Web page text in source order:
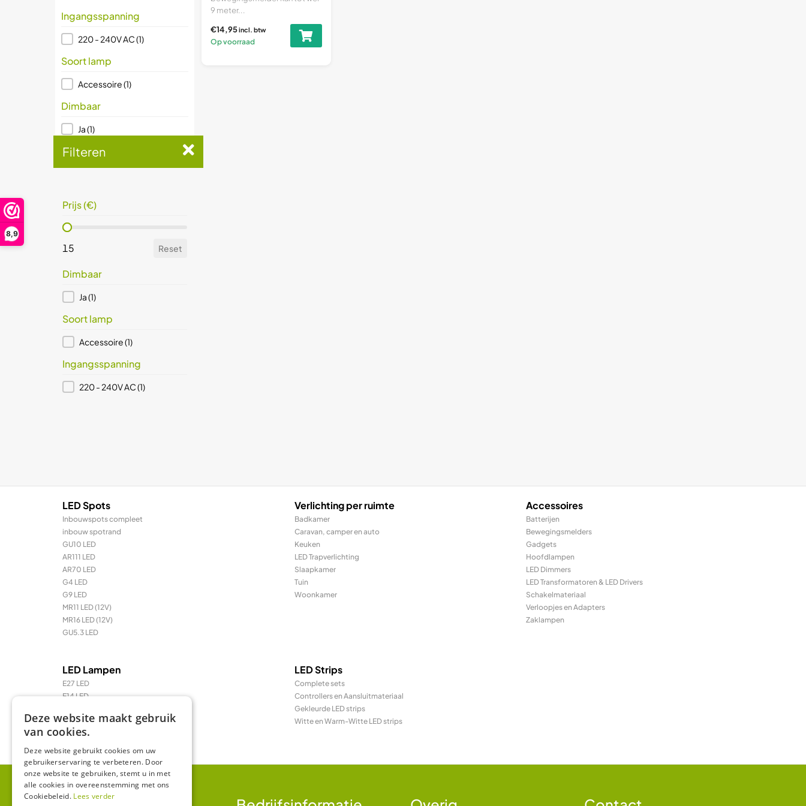
8,9
Ingangsspanning
Ingangsspanning
220 - 240V AC(1)
Soort lamp
Soort lamp
Accessoire(1)
Dimbaar
Dimbaar
Ja(1)
Prijs (€)
9 meter...
€14,95incl. btw
Op voorraad
Filteren
Prijs (€)
Prijs (€)
15 Reset
Dimbaar
Dimbaar
Ja(1)
Soort lamp
Soort lamp
Accessoire(1)
Ingangsspanning
Ingangsspanning
220 - 240V AC(1)
LED Spots
Inbouwspots compleet
inbouw spotrand
GU10 LED
AR111 LED
AR70 LED
G4 LED
G9 LED
MR11 LED (12V)
MR16 LED (12V)
GU5.3 LED
Verlichting per ruimte
Badkamer
Caravan, camper en auto
Keuken
LED Trapverlichting
Slaapkamer
Tuin
Woonkamer
Accessoires
Batterijen
Bewegingsmelders
Gadgets
Hoofdlampen
LED Dimmers
LED Transformatoren & LED Drivers
Schakelmateriaal
Verloopjes en Adapters
Zaklampen
LED Lampen
E27 LED
E14 LED
LED TL & LED PL
R7 / R7s LED
LED Strips
Complete sets
Controllers en Aansluitmateriaal
Gekleurde LED strips
Witte en Warm-Witte LED strips
Deze website maakt gebruik
van cookies.
Deze website gebruikt cookies om uw
gebruikerservaring te verbeteren. Door
onze website te gebruiken, stemt u in met
alle cookies in overeenstemming met ons
Cookiebeleid. Lees verder